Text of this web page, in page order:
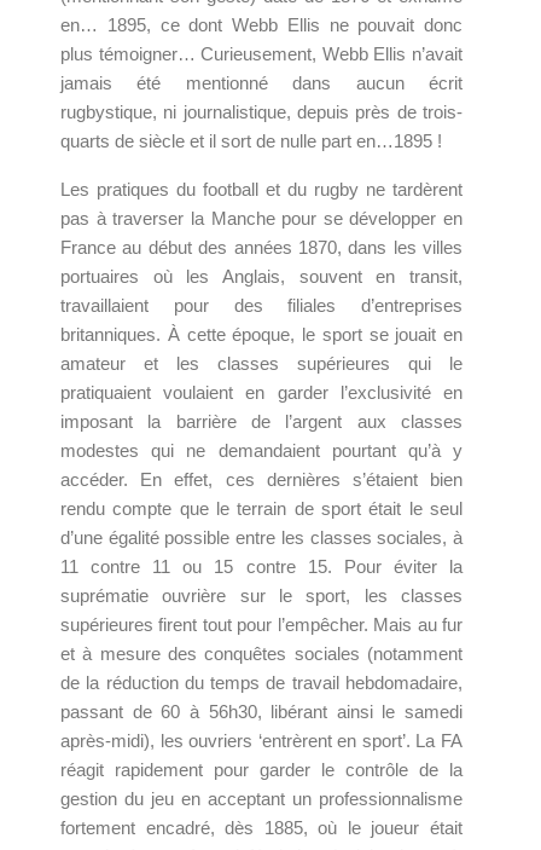
en… 1895, ce dont Webb Ellis ne pouvait donc
plus témoigner… Curieusement, Webb Ellis n’avait
jamais été mentionné dans aucun écrit
rugbystique, ni journalistique, depuis près de trois-
quarts de siècle et il sort de nulle part en…1895 !
Les pratiques du football et du rugby ne tardèrent
pas à traverser la Manche pour se développer en
France au début des années 1870, dans les villes
portuaires où les Anglais, souvent en transit,
travaillaient pour des filiales d’entreprises
britanniques. À cette époque, le sport se jouait en
amateur et les classes supérieures qui le
pratiquaient voulaient en garder l’exclusivité en
imposant la barrière de l’argent aux classes
modestes qui ne demandaient pourtant qu’à y
accéder. En effet, ces dernières s’étaient bien
rendu compte que le terrain de sport était le seul
d’une égalité possible entre les classes sociales, à
11 contre 11 ou 15 contre 15. Pour éviter la
suprématie ouvrière sur le sport, les classes
supérieures firent tout pour l’empêcher. Mais au fur
et à mesure des conquêtes sociales (notamment
de la réduction du temps de travail hebdomadaire,
passant de 60 à 56h30, libérant ainsi le samedi
après-midi), les ouvriers ‘entrèrent en sport’. La FA
réagit rapidement pour garder le contrôle de la
gestion du jeu en acceptant un professionnalisme
fortement encadré, dès 1885, où le joueur était